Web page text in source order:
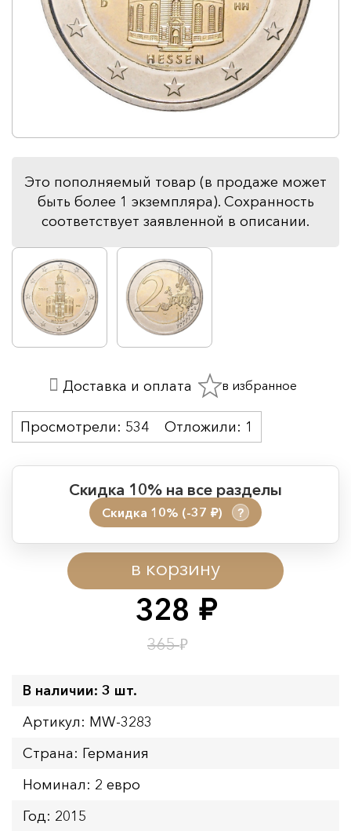
Это пополняемый товар (в продаже может
быть более 1 экземпляра). Сохранность
соответствует заявленной в описании.
328 руб.
365₽
в корзину
Скидка 10% на все разделы
Скидка 10% (-37 руб.) ?
Период действия акции:
Начало:
08.08.2026 00:01
Окончание:
09.08.2026 23:59
Время до окончания:
Просмотрели: 534 Отложили: 1
Доставка и оплата в избранное
В наличии: 3 шт.
Артикул: MW-3283
Страна: Германия
Номинал: 2 евро
Год: 2015